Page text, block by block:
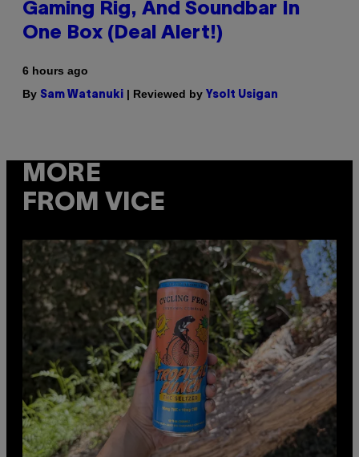
Gaming Rig, And Soundbar In
One Box (Deal Alert!)
6 hours ago
By Sam Watanuki | Reviewed by Ysolt Usigan
MORE
FROM VICE